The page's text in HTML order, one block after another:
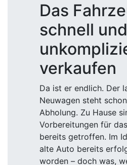
Das
schnell und
verkaufen
Da ist er endlich. Der
Neuwagen steht
Abholung. Zu Hause
Vorbereitungen für
bereits getroffen. Im
alte Auto bereits
worden – doch was,